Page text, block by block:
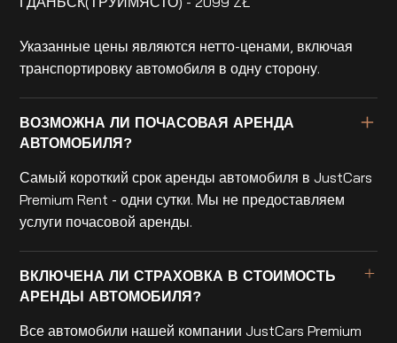
Указанные цены являются нетто-ценами, включая
транспортировку автомобиля в одну сторону.
ВОЗМОЖНА ЛИ ПОЧАСОВАЯ АРЕНДА
АВТОМОБИЛЯ?
Самый короткий срок аренды автомобиля в JustCars
Premium Rent - одни сутки. Мы не предоставляем
услуги почасовой аренды.
ВКЛЮЧЕНА ЛИ СТРАХОВКА В СТОИМОСТЬ
АРЕНДЫ АВТОМОБИЛЯ?
Все автомобили нашей компании JustCars Premium